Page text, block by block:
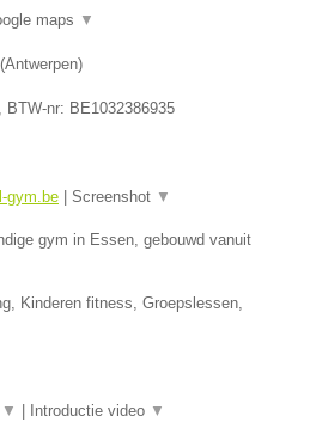
maps ▼
(Antwerpen)
, BTW-nr: BE1032386935
gym.be Screenshot ▼
gym in Essen, gebouwd vanuit
Kinderen fitness, Groepslessen,
▼ Introductie video ▼